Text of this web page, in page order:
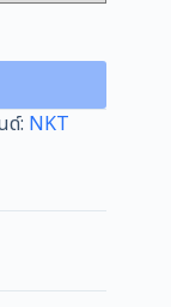
ด์: NKT